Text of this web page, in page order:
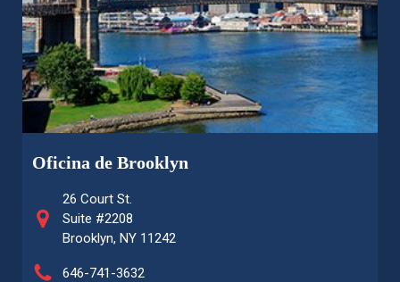
Oficina de Brooklyn
26 Court St.
Suite #2208
Brooklyn, NY 11242
646-741-3632